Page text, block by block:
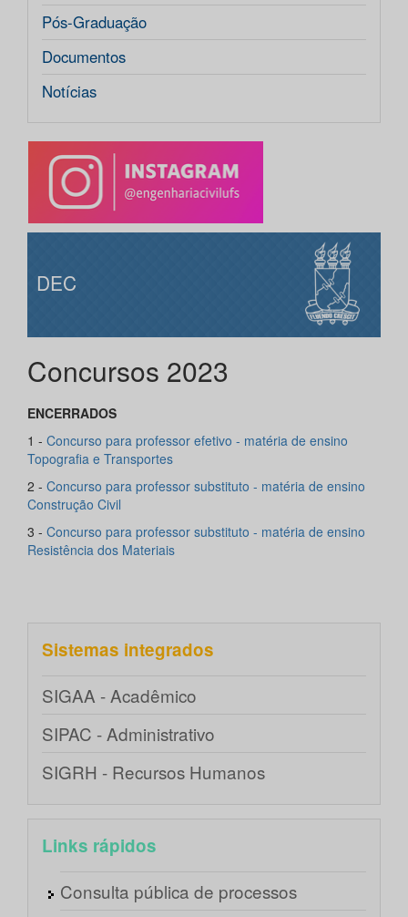
Pós-Graduação
Documentos
Notícias
DEC
Concursos 2023
ENCERRADOS
1 - Concurso para professor efetivo - matéria de ensino
Topografia e Transportes
2 - Concurso para professor substituto - matéria de ensino
Construção Civil
3 - Concurso para professor substituto - matéria de ensino
Resistência dos Materiais
Sistemas integrados
SIGAA - Acadêmico
SIPAC - Administrativo
SIGRH - Recursos Humanos
Links rápidos
Consulta pública de processos